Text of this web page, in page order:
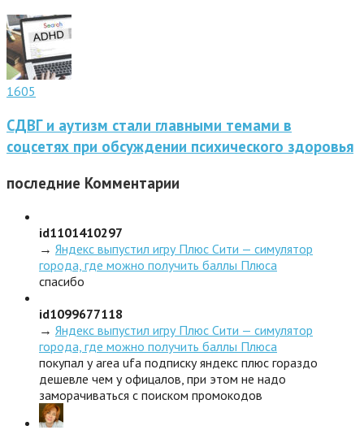
1605
СДВГ и аутизм стали главными темами в
соцсетях при обсуждении психического здоровья
последние Комментарии
id1101410297
→ Яндекс выпустил игру Плюс Сити — симулятор
города, где можно получить баллы Плюса
спасибо
id1099677118
→ Яндекс выпустил игру Плюс Сити — симулятор
города, где можно получить баллы Плюса
покупал у area ufa подписку яндекс плюс гораздо
дешевле чем у офицалов, при этом не надо
заморачиваться с поиском промокодов